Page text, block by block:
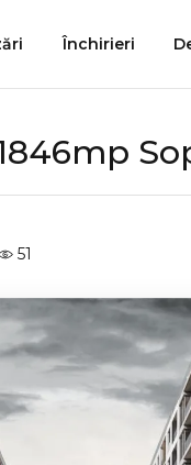
Închirieri
51